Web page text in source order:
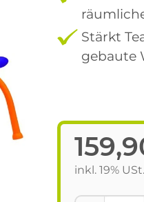
Stärkt
gebaute
inkl. 19%